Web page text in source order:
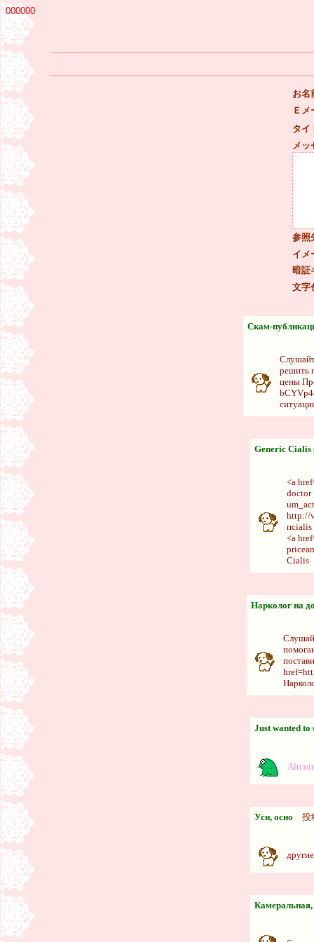
000000
お名
Ｅメ
タイ
メッ
参照
イメ
暗証
文字
Скам-
решить
цены
Generic Cialis
<a
doctor
http://
пcialis
<a
Cialis
Нарколог на
Just wanted to
Усн, осно 投